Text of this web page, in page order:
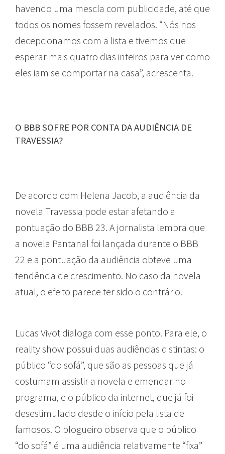
havendo uma mescla com publicidade, até que
todos os nomes fossem revelados. “Nós nos
decepcionamos com a lista e tivemos que
esperar mais quatro dias inteiros para ver como
eles iam se comportar na casa”, acrescenta.
O BBB SOFRE POR CONTA DA AUDIÊNCIA DE
TRAVESSIA?
De acordo com Helena Jacob, a audiência da
novela Travessia pode estar afetando a
pontuação do BBB 23. A jornalista lembra que
a novela Pantanal foi lançada durante o BBB
22 e a pontuação da audiência obteve uma
tendência de crescimento. No caso da novela
atual, o efeito parece ter sido o contrário.
Lucas Vivot dialoga com esse ponto. Para ele, o
reality show possui duas audiências distintas: o
público “do sofá”, que são as pessoas que já
costumam assistir a novela e emendar no
programa, e o público da internet, que já foi
desestimulado desde o início pela lista de
famosos. O blogueiro observa que o público
“do sofá” é uma audiência relativamente “fixa”